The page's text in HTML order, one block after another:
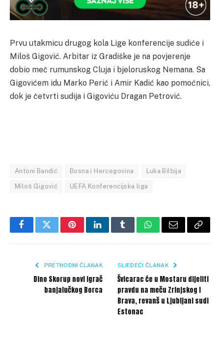
Prvu utakmicu drugog kola Lige konferencije sudiće i
Miloš Gigović. Arbitar iz Gradiške je na povjerenje
dobio meč rumunskog Cluja i bjeloruskog Nemana. Sa
Gigovićem idu Marko Perić i Amir Kadić kao pomoćnici,
dok je četvrti sudija i Gigoviću Dragan Petrović.
Antoni Bandić Bosna i Hercegovina Luka Bilbija
Miloš Gigović UEFA Konferencijska liga
FacebookTwitterPinterestLinkedInTumblrWhatsApp
Email Copy
PRETHODNI ČLANAK
Dino Skorup novi igrač
banjalučkog Borca
SLJEDEĆI ČLANAK
Švicarac će u Mostaru dijeliti
pravdu na meču Zrinjskog i
Brava, revanš u Ljubljani sudi
Estonac